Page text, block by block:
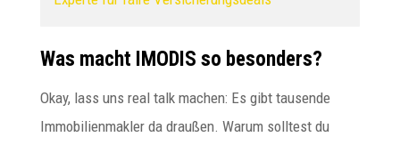
Was macht IMODIS so besonders?
Okay, lass uns real talk machen: Es gibt tausende
Immobilienmakler da draußen. Warum solltest du